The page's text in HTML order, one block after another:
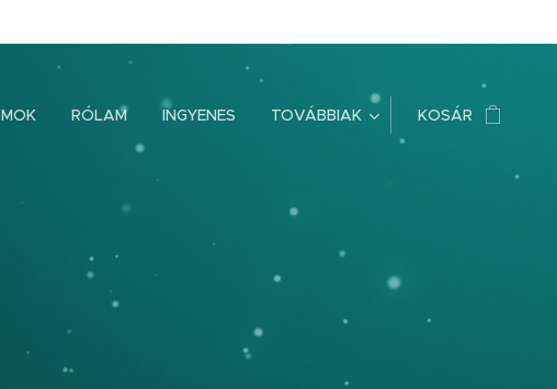
RÓLAM INGYENES TOVÁBBIAK KOSÁR